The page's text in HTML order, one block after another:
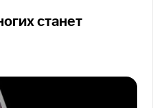
станет